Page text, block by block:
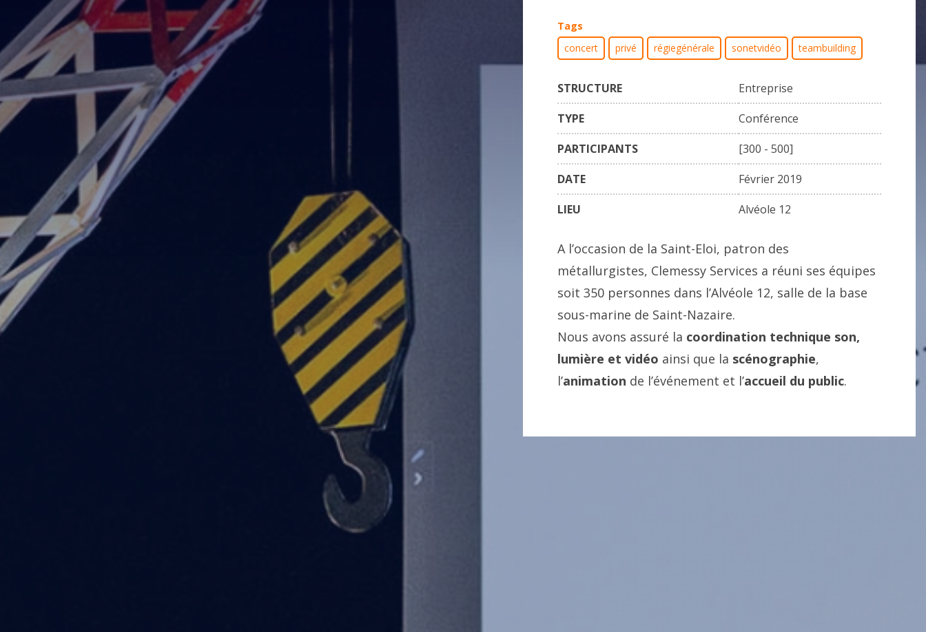
Tags
concert
privé régiegénérale sonetvidéo teambuilding
STRUCTURE
Entreprise
TYPE
Conférence
PARTICIPANTS
[300 - 500]
DATE
Février 2019
LIEU
Alvéole 12
A l’occasion de la Saint-Eloi, patron des
métallurgistes, Clemessy Services a réuni ses équipes
soit 350 personnes dans l’Alvéole 12, salle de la base
sous-marine de Saint-Nazaire.
Nous avons assuré la coordination technique son,
lumière et vidéo ainsi que la scénographie,
l’animation de l’événement et l’accueil du public.